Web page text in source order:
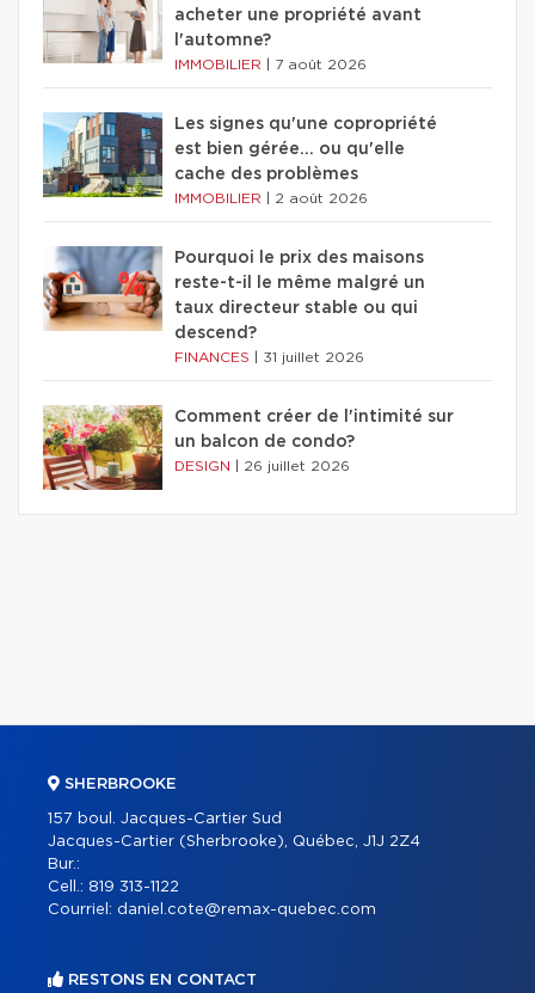
acheter une propriété avant
l'automne?
IMMOBILIER 7 août 2026
Les signes qu'une copropriété
est bien gérée… ou qu'elle
cache des problèmes
IMMOBILIER 2 août 2026
Pourquoi le prix des maisons
reste-t-il le même malgré un
taux directeur stable ou qui
descend?
FINANCES 31 juillet 2026
Comment créer de l'intimité sur
un balcon de condo?
DESIGN 26 juillet 2026
SHERBROOKE
157 boul. Jacques-Cartier Sud
Jacques-Cartier (Sherbrooke), Québec, J1J 2Z4
Bur.:
Cell.: 819 313-1122
Courriel: daniel.cote@remax-quebec.com
RESTONS EN CONTACT